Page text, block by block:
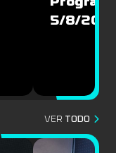
5/8/
VER TODO